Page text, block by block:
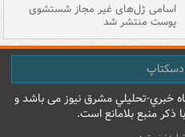
اسامی ژل‌های غیر مجاز شستشوی
پوست منتشر شد
خبري-تحليلي مشرق نيوز می باشد و
ذکر منبع بلامانع است.